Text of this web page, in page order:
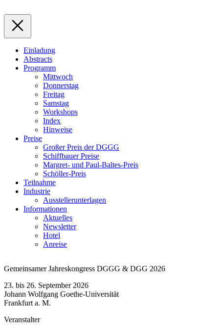
Einladung
Abstracts
Programm
Mittwoch
Donnerstag
Freitag
Samstag
Workshops
Index
Hinweise
Preise
Großer Preis der DGGG
Schiffbauer Preise
Margret- und Paul-Baltes-Preis
Schöller-Preis
Teilnahme
Industrie
Ausstellerunterlagen
Informationen
Aktuelles
Newsletter
Hotel
Anreise
Gemeinsamer Jahreskongress DGGG & DGG 2026
23. bis 26. September 2026
Johann Wolfgang Goethe-Universität
Frankfurt a. M.
Veranstalter